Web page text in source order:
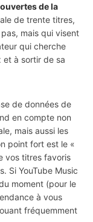
de la
de trente titres,
mais qui visent
qui cherche
et à sortir de sa
de données de
en compte non
mais aussi les
point fort est le «
vos titres favoris
Si YouTube Music
moment (pour le
à vous
fréquemment